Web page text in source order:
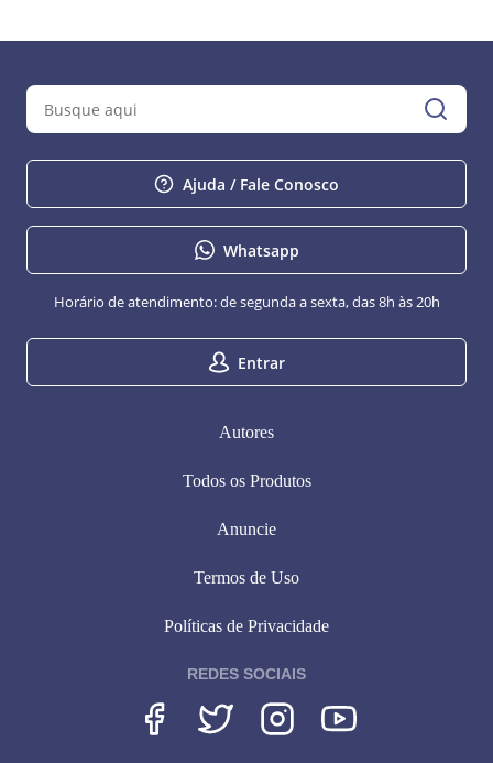
Ajuda / Fale Conosco
Whatsapp
Entrar
Horário de atendimento: de segunda a sexta, das 8h às 20h
Autores
Todos os Produtos
Anuncie
Termos de Uso
Políticas de Privacidade
REDES SOCIAIS